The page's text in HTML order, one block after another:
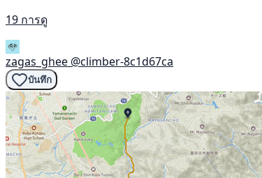
19 การดู
zagas_ghee @climber-8c1d67ca
บันทึก